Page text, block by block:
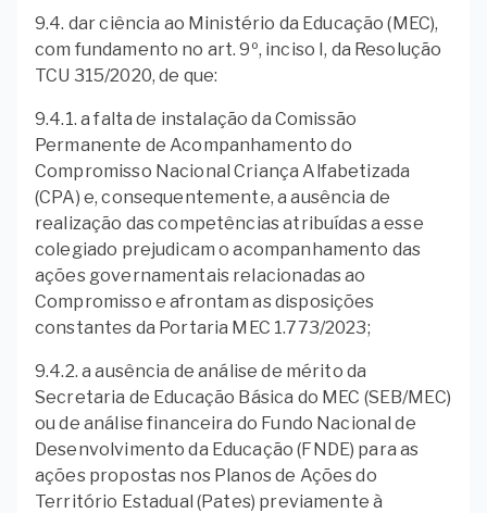
9.4. dar ciência ao Ministério da Educação (MEC),
com fundamento no art. 9º, inciso I, da Resolução
TCU 315/2020, de que:
9.4.1. a falta de instalação da Comissão
Permanente de Acompanhamento do
Compromisso Nacional Criança Alfabetizada
(CPA) e, consequentemente, a ausência de
realização das competências atribuídas a esse
colegiado prejudicam o acompanhamento das
ações governamentais relacionadas ao
Compromisso e afrontam as disposições
constantes da Portaria MEC 1.773/2023;
9.4.2. a ausência de análise de mérito da
Secretaria de Educação Básica do MEC (SEB/MEC)
ou de análise financeira do Fundo Nacional de
Desenvolvimento da Educação (FNDE) para as
ações propostas nos Planos de Ações do
Território Estadual (Pates) previamente à